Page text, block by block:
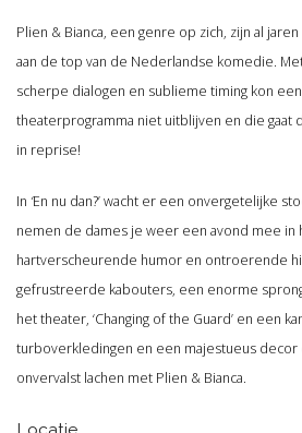
Plien & Bianca, een genre op zich, zijn al
aan de top van de Nederlandse komedie.
scherpe dialogen en sublieme timing kon
theaterprogramma niet uitblijven en die gaat
in reprise!
In ‘En nu dan?’ wacht er een onvergetelijke
nemen de dames je weer een avond mee in
hartverscheurende humor en ontroerende
gefrustreerde kabouters, een enorme
het theater, ‘Changing of the Guard’ en een
turboverkledingen en een majestueus decor
onvervalst lachen met Plien & Bianca.